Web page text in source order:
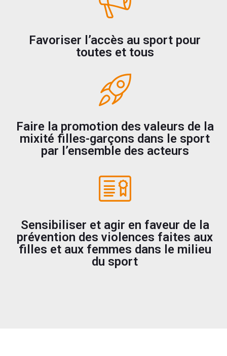
Favoriser l’accès au sport pour
toutes et tous
Faire la promotion des valeurs de la
mixité filles-garçons dans le sport
par l’ensemble des acteurs
Sensibiliser et agir en faveur de la
prévention des violences faites aux
filles et aux femmes dans le milieu
du sport